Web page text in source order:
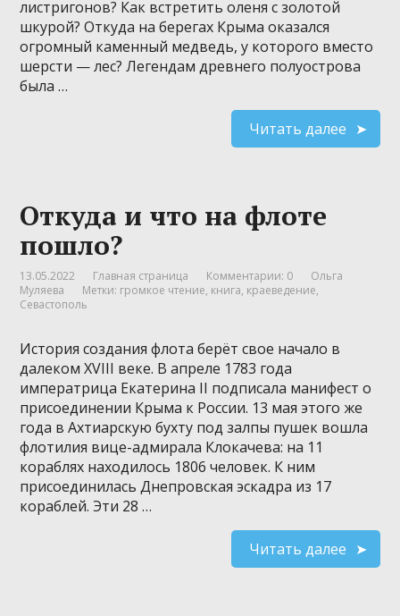
листригонов? Как встретить оленя с золотой
шкурой? Откуда на берегах Крыма оказался
огромный каменный медведь, у которого вместо
шерсти — лес? Легендам древнего полуострова
была …
Читать далее
Откуда и что на флоте
пошло?
13.05.2022 Главная страница Комментарии: 0
Ольга
Муляева
Метки: громкое чтение, книга, краеведение,
Севастополь
История создания флота берёт свое начало в
далеком ХVIII веке. В апреле 1783 года
императрица Екатерина II подписала манифест о
присоединении Крыма к России. 13 мая этого же
года в Ахтиарскую бухту под залпы пушек вошла
флотилия вице-адмирала Клокачева: на 11
кораблях находилось 1806 человек. К ним
присоединилась Днепровская эскадра из 17
кораблей. Эти 28 …
Читать далее